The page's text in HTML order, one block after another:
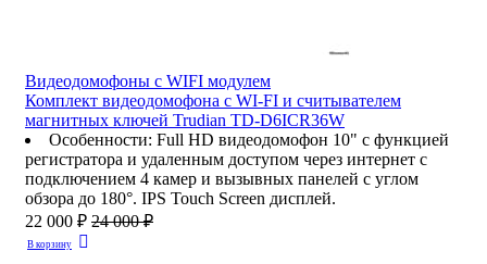
Видеодомофоны c WIFI модулем
Комплект видеодомофона с WI-FI и считывателем
магнитных ключей Trudian TD-D6ICR36W
Особенности: Full HD видеодомофон 10" с функцией
регистратора и удаленным доступом через интернет с
подключением 4 камер и вызывных панелей с углом
обзора до 180°. IPS Touch Screen дисплей.
22 000 ₽ 24 000 ₽
В корзину